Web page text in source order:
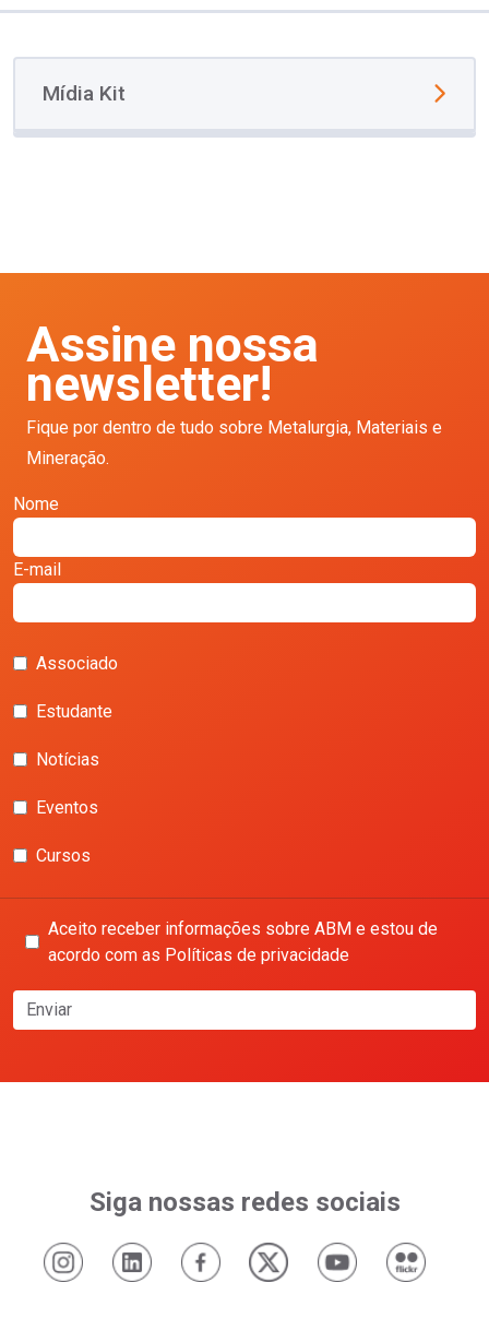
Mídia Kit
Assine nossa
newsletter!
Fique por dentro de tudo sobre Metalurgia, Materiais e
Mineração.
Nome
E-mail
Associado
Estudante
Notícias
Eventos
Cursos
Aceito receber informações sobre ABM e estou de
acordo com as Políticas de privacidade
Enviar
Siga nossas redes sociais